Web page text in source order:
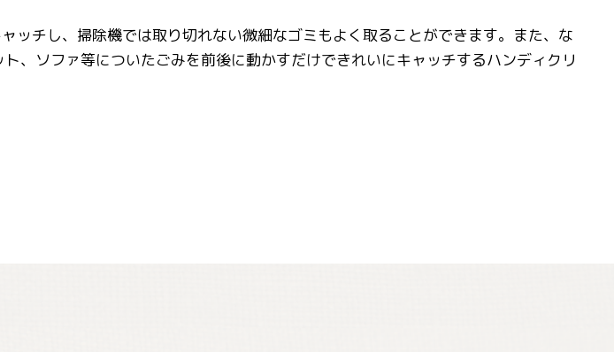
ッチし、掃除機では取り切れない微細なゴミもよく取ることができます。また、な
、ソファ等についたごみを前後に動かすだけできれいにキャッチするハンディクリ